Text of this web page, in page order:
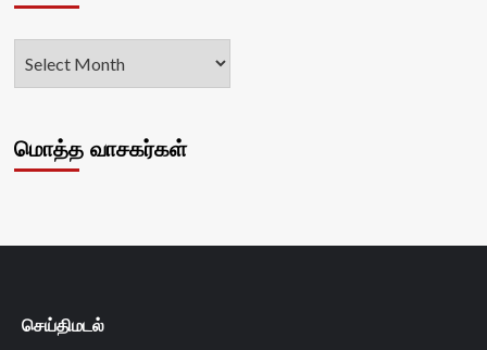
மொத்த வாசகர்கள்
செய்திமடல்